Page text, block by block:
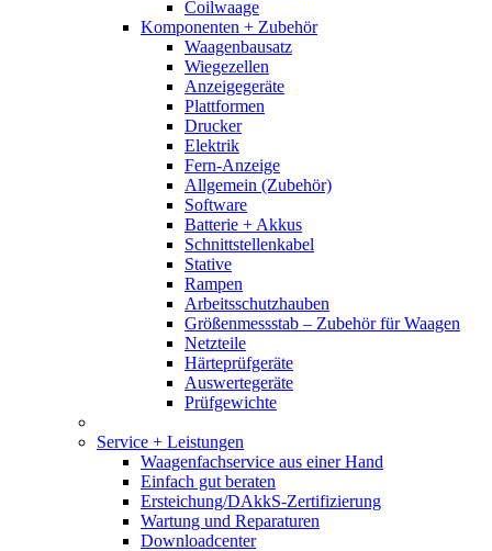
Coilwaage
Komponenten + Zubehör
Waagenbausatz
Wiegezellen
Anzeigegeräte
Plattformen
Drucker
Elektrik
Fern-Anzeige
Allgemein (Zubehör)
Software
Batterie + Akkus
Schnittstellenkabel
Stative
Rampen
Arbeitsschutzhauben
Größenmessstab – Zubehör für Waagen
Netzteile
Härteprüfgeräte
Auswertegeräte
Prüfgewichte
Service + Leistungen
Waagenfachservice aus einer Hand
Einfach gut beraten
Ersteichung/DAkkS-Zertifizierung
Wartung und Reparaturen
Downloadcenter